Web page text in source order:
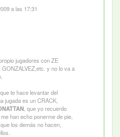
a las 17:31
jugadores con ZE
y no lo va a
te hace levantar del
jugada es un CRACK,
, que yo recuerdo
han echo ponerme de pie,
los demás no hacen,